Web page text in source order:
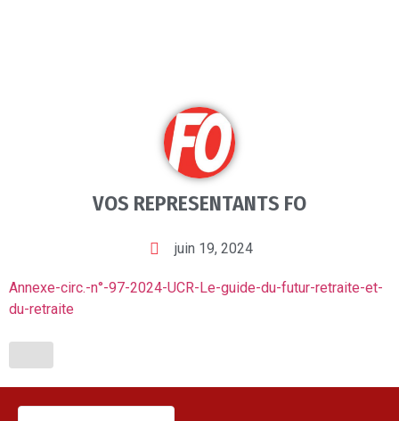
VOS REPRESENTANTS FO
juin 19, 2024
Annexe-circ.-n°-97-2024-UCR-Le-guide-du-futur-retraite-et-
du-retraite